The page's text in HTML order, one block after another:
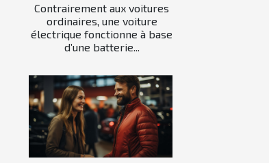
Contrairement aux voitures
ordinaires, une voiture
électrique fonctionne à base
d’une batterie...